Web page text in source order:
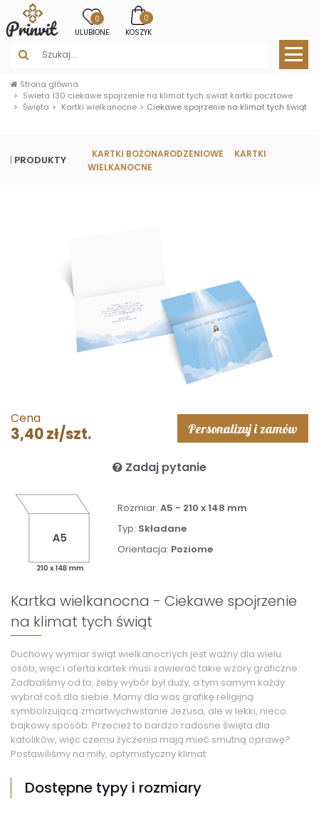
0
ULUBIONE
0
KOSZYK
Strona główna
Swieta 130 ciekawe spojrzenie na klimat tych swiat kartki pocztowe
Święta
Kartki wielkanocne Ciekawe spojrzenie na klimat tych świąt
PRODUKTY KARTKI BOŻONARODZENIOWE
KARTKI
WIELKANOCNE
Cena
3,40 zł/szt. Personalizuj i zamów
Zadaj pytanie
Rozmiar: A5 - 210 x 148 mm
Typ: Składane
Orientacja: Poziome
Kartka wielkanocna - Ciekawe spojrzenie
na klimat tych świąt
Duchowy wymiar świąt wielkanocnych jest ważny dla wielu
osób, więc i oferta kartek musi zawierać takie wzory graficzne.
Zadbaliśmy od to, żeby wybór był duży, a tym samym każdy
wybrał coś dla siebie. Mamy dla was grafikę religijną
symbolizującą zmartwychwstanie Jezusa, ale w lekki, nieco
bajkowy sposób. Przecież to bardzo radosne święta dla
katolików, więc czemu życzenia mają mieć smutną oprawę?
Postawiliśmy na miły, optymistyczny klimat.
Dostępne typy i rozmiary